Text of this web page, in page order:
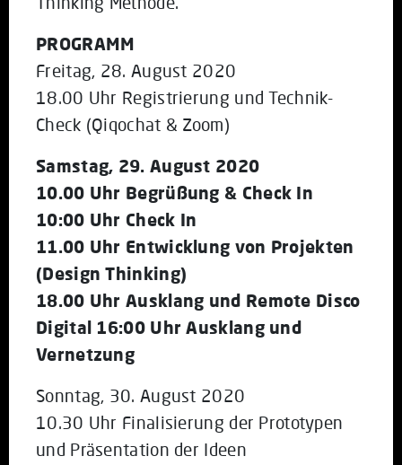
PROGRAMM
Freitag, 28. August 2020
18.00 Uhr Registrierung und Technik-
Check (Qiqochat & Zoom)
Samstag, 29. August 2020
10.00 Uhr Begrüßung & Check In
10:00 Uhr Check In
11.00 Uhr Entwicklung von Projekten
(Design Thinking)
18.00 Uhr Ausklang und Remote Disco
Digital 16:00 Uhr Ausklang und
Vernetzung
Sonntag, 30. August 2020
10.30 Uhr Finalisierung der Prototypen
und Präsentation der Ideen